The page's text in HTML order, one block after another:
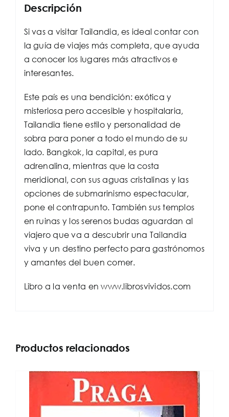
Descripción
Si vas a visitar Tailandia, es ideal contar con
la guía de viajes más completa, que ayuda
a conocer los lugares más atractivos e
interesantes.
Este país es una bendición: exótica y
misteriosa pero accesible y hospitalaria,
Tailandia tiene estilo y personalidad de
sobra para poner a todo el mundo de su
lado. Bangkok, la capital, es pura
adrenalina, mientras que la costa
meridional, con sus aguas cristalinas y las
opciones de submarinismo espectacular,
pone el contrapunto. También sus templos
en ruinas y los serenos budas aguardan al
viajero que va a descubrir una Tailandia
viva y un destino perfecto para gastrónomos
y amantes del buen comer.
Libro a la venta en www.librosvividos.com
Productos relacionados